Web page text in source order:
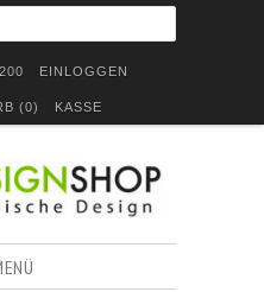
EINLOGGEN
(0) KASSE